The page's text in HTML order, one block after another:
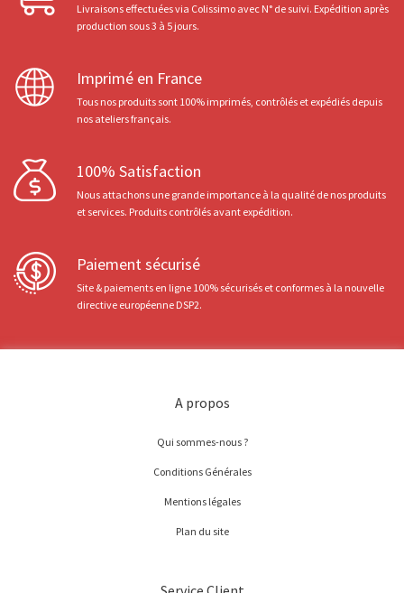
Livraisons effectuées via Colissimo avec N° de suivi. Expédition après
production sous 3 à 5 jours.
Imprimé en France
Tous nos produits sont 100% imprimés, contrôlés et expédiés depuis
nos ateliers français.
100% Satisfaction
Nous attachons une grande importance à la qualité de nos produits
et services. Produits contrôlés avant expédition.
Paiement sécurisé
Site & paiements en ligne 100% sécurisés et conformes à la nouvelle
directive européenne DSP2.
A propos
Qui sommes-nous ?
Conditions Générales
Mentions légales
Plan du site